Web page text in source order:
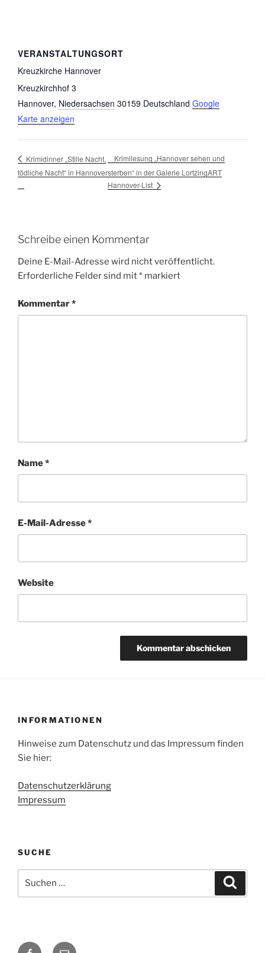
VERANSTALTUNGSORT
Kreuzkirche Hannover
Kreuzkirchhof 3
Hannover, Niedersachsen 30159 Deutschland Google
Karte anzeigen
Krimidinner „Stille Nacht,
tödliche Nacht“ in Hannover
Krimilesung „Hannover sehen und
sterben“ in der Galerie LortzingART
Hannover-List
Schreibe einen Kommentar
Deine E-Mail-Adresse wird nicht veröffentlicht.
Erforderliche Felder sind mit* markiert
Kommentar*
Name*
E-Mail-Adresse*
Website
INFORMATIONEN
Hinweise zum Datenschutz und das Impressum finden
Sie hier:
Datenschutzerklärung
Impressum
SUCHE
nach:
Facebook
E-